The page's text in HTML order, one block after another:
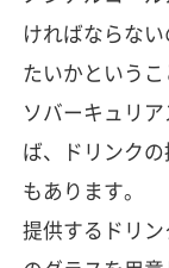
ければならな
たいかという
ソバーキュリ
ば、ドリンク
もあります。
提供するドリ